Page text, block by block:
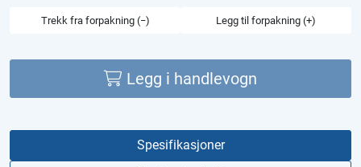
Trekk fra forpakning (−) Legg til forpakning (+)
Legg i handlevogn
Spesifikasjoner